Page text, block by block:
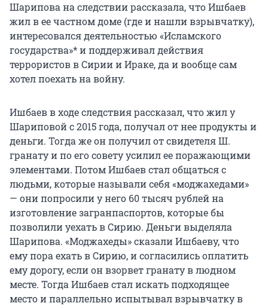
нашла сторонников, набрала армию, оружие,
придумала идеологию, по которой
предполагалось захватить Сирию и Ирак, а
также объявить войну неверным — джихад.
Кроме Ближнего Востока, ИГИЛ* проникли и в
находились по всему миру: во Франции, России,
Германии, Турции, Ливане, Дании и других
странах. Эта же группировка взорвала
пассажирский самолет с россиянами над
Египтом.
Как такового государства — постоянной
территории — практически не было. Под
«государством» понимались захваченные
территории других стран. Благодаря действиям
Международной коалиции и России силы
ИГИЛ* были выбиты в большинстве мест.
Однако сторонники радикалов до сих пор
осуществляют теракты — за 2024 год их уже
Шарипова на следствии рассказала, что Ишбаев
жил в ее частном доме (где и нашли взрывчатку),
интересовался деятельностью «Исламского
государства»* и поддерживал действия
террористов в Сирии и Ираке, да и вообще сам
хотел поехать на войну.
Ишбаев в ходе следствия рассказал, что жил у
Шариповой с 2015 года, получал от нее продукты и
деньги. Тогда же он получил от свидетеля Ш.
гранату и по его совету усилил ее поражающими
элементами. Потом Ишбаев стал общаться с
людьми, которые называли себя «моджахедами»
— они попросили у него 60 тысяч рублей на
изготовление загранпаспортов, которые бы
позволили уехать в Сирию. Деньги выделяла
Шарипова. «Моджахеды» сказали Ишбаеву, что
ему пора ехать в Сирию, и согласились оплатить
ему дорогу, если он взорвет гранату в людном
месте. Тогда Ишбаев стал искать подходящее
место и параллельно испытывал взрывчатку в